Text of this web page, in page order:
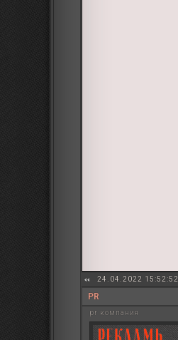
24.04.2022 15:52:52
PR
pr компания